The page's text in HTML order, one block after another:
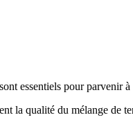
essentiels pour parvenir à
la qualité du mélange de